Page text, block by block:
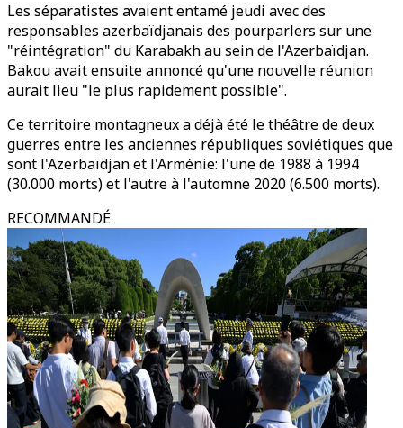
Les séparatistes avaient entamé jeudi avec des
responsables azerbaïdjanais des pourparlers sur une
"réintégration" du Karabakh au sein de l'Azerbaïdjan.
Bakou avait ensuite annoncé qu'une nouvelle réunion
aurait lieu "le plus rapidement possible".
Ce territoire montagneux a déjà été le théâtre de deux
guerres entre les anciennes républiques soviétiques que
sont l'Azerbaïdjan et l'Arménie: l'une de 1988 à 1994
(30.000 morts) et l'autre à l'automne 2020 (6.500 morts).
RECOMMANDÉ